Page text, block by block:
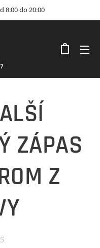
8:00 do 20:00
ZÁPAS
Z